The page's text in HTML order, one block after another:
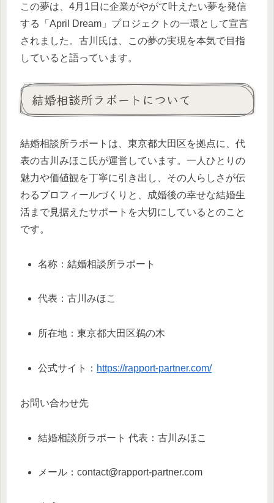
この夢は、4月1日に企業がやがて叶えたい夢を発信
する「April Dream」プロジェクトの一環として宣言
されました。古川氏は、この夢の実現を本気で目指
していると語っています。
結婚相談所ラポートについて
結婚相談所ラポートは、東京都大田区を拠点に、代
表の古川みほこ氏が運営しています。一人ひとりの
魅力や価値観を丁寧に引き出し、その人らしさが伝
わるプロフィールづくりと、成婚後の幸せな結婚生
活まで見据えたサポートを大切にしているとのこと
です。
名称：結婚相談所ラポート
代表：古川みほこ
所在地：東京都大田区鵜の木
公式サイト： https://rapport-partner.com/
お問い合わせ先
結婚相談所ラポート 代表：古川みほこ
メール：contact@rapport-partner.com